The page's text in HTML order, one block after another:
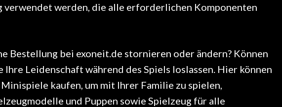
verwendet werden, die alle erforderlichen Komponenten
Bestellung bei exoneit.de stornieren oder ändern? Können
Ihre Leidenschaft während des Spiels loslassen. Hier können
kaufen, um mit Ihrer Familie zu spielen,
und Puppen sowie Spielzeug für alle